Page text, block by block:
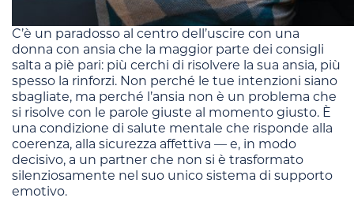
C’è un paradosso al centro dell’uscire con una
donna con ansia che la maggior parte dei consigli
salta a piè pari: più cerchi di risolvere la sua ansia, più
spesso la rinforzi. Non perché le tue intenzioni siano
sbagliate, ma perché l’ansia non è un problema che
si risolve con le parole giuste al momento giusto. È
una condizione di salute mentale che risponde alla
coerenza, alla sicurezza affettiva — e, in modo
decisivo, a un partner che non si è trasformato
silenziosamente nel suo unico sistema di supporto
emotivo.